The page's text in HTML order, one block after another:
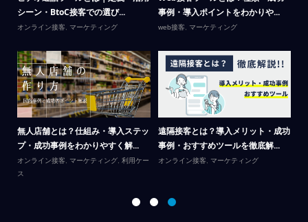
シーン・BtoC接客での選び...
オンライン接客 マーケティング
事例・導入ポイントをわかりや...
web接客 マーケティング
無人店舗とは？仕組み・導入ステッ
プ・成功事例をわかりやすく解...
オンライン接客, マーケティング, 利用ケー
ス
遠隔接客とは？導入メリット・成功
事例・おすすめツールを徹底解...
オンライン接客, マーケティング